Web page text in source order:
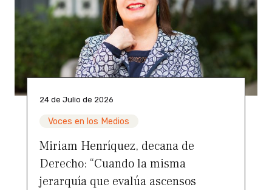
24 de Julio de 2026
Voces en los Medios
Miriam Henríquez, decana de
Derecho: “Cuando la misma
jerarquía que evalúa ascensos